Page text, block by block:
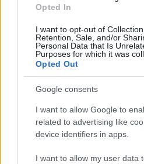
Opted In
I want to opt-out of
Retention, Sale, and/or
Personal Data that Is
Purposes for which it was
Opted Out
Google consents
I want to allow Google to
related to advertising like
device identifiers in apps.
I want to allow my user data
Szolnokra is megérkezik a nyár
Már Szolnokon is korlátozások
hőség, a vízhiány és az
A NER kihúzta a talajt az Új
hetilapként jelenik meg –
sajtónak?
Befejeződött a szolnoki
Szimfonikus köntösben tért